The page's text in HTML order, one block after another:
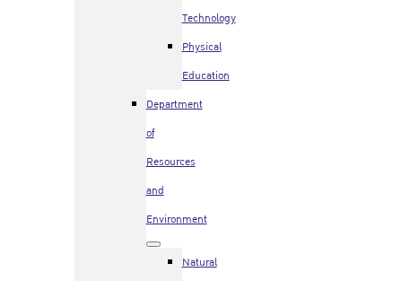
Technology
Physical
Education
Department
of
Resources
and
Environment
Natural